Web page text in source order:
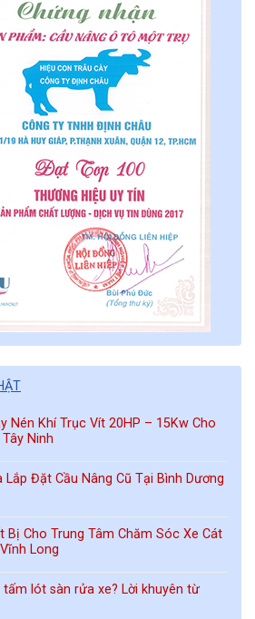
Nén Khí Trục Vít 20HP – 15Kw Cho
Ninh
Lắp Đặt Cầu Nâng Cũ Tại Bình Dương
Bị Cho Trung Tâm Chăm Sóc Xe Cát
Long
tấm lót sàn rửa xe? Lời khuyên từ